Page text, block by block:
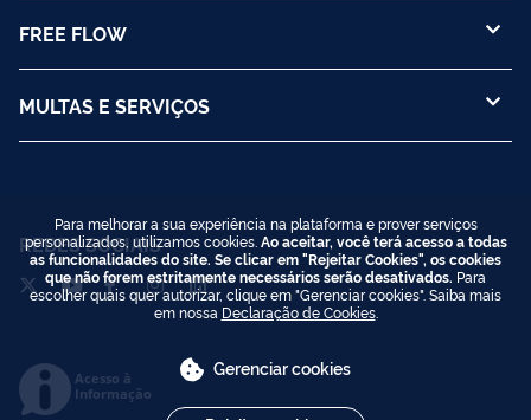
FREE FLOW
MULTAS E SERVIÇOS
REDES SOCIAIS
Acesso à
Informação
Para melhorar a sua experiência na plataforma e prover serviços
personalizados, utilizamos cookies. Ao aceitar, você terá acesso a todas
as funcionalidades do site. Se clicar em "Rejeitar Cookies", os cookies
que não forem estritamente necessários serão desativados. Para
escolher quais quer autorizar, clique em "Gerenciar cookies". Saiba mais
em nossa Declaração de Cookies.
Gerenciar cookies